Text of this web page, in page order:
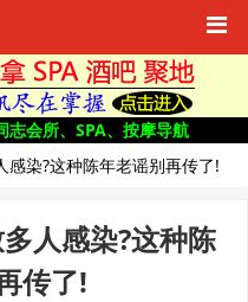
志会所、SPA、按摩导航
感染?这种陈年老谣别再传了!
人感染?这种陈
传了!